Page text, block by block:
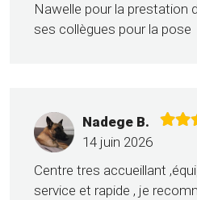
Nawelle pour la prestation
ses collègues pour la pose
Nadege B.
14 juin 2026
Centre tres accueillant
service et rapide , je